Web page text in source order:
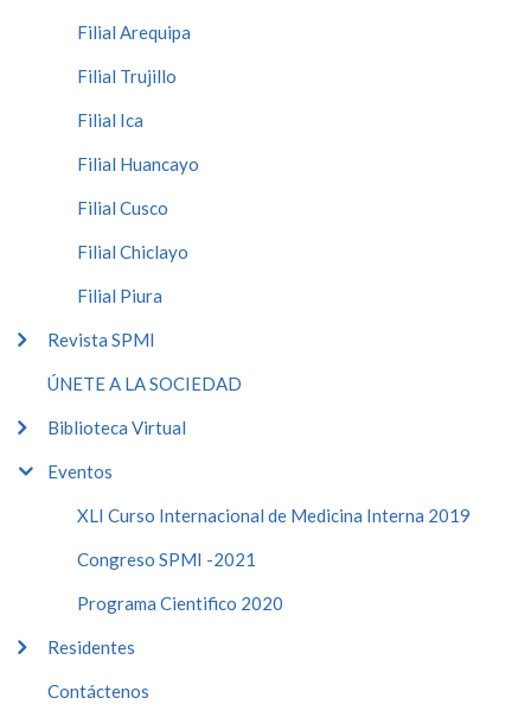
Filial Arequipa
Filial Trujillo
Filial Ica
Filial Huancayo
Filial Cusco
Filial Chiclayo
Filial Piura
Revista SPMI
ÚNETE A LA SOCIEDAD
Biblioteca Virtual
Eventos
XLI Curso Internacional de Medicina Interna 2019
Congreso SPMI -2021
Programa Cientifico 2020
Residentes
Contáctenos